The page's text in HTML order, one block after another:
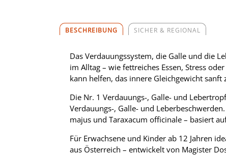
BESCHREIBUNG SICHER & REGIONAL
Das Verdauungssystem, die Galle und die
im Alltag – wie fettreiches Essen, Stress
kann helfen, das innere Gleichgewicht sanft
Die Nr. 1 Verdauungs-, Galle- und
Verdauungs-, Galle- und
majus und Taraxacum officinale – basiert
Für Erwachsene und Kinder ab 12 Jahren
aus Österreich – entwickelt von Magister